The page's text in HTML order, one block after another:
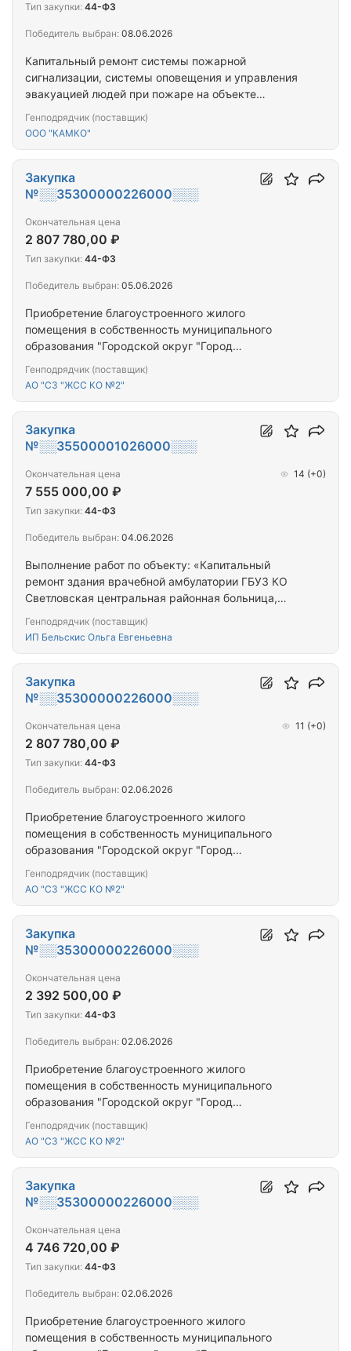
Капитальный ремонт системы пожарной
сигнализации, системы оповещения и управления
эвакуацией людей при пожаре на объекте
"Здание госпиталя Святого Георга", 1894 г.,
область, г. Калининград, ул. Мореходная, 3, Литер
В (Учебный корпус №4)
Генподрядчик (поставщик)
ООО "КАМКО"
Тип закупки: 44-ФЗ
Победитель выбран: 08.06.2026
Приобретение благоустроенного жилого
помещения в собственность муниципального
образования "Городской округ "Город
переселяемым из аварийного жилищного фонда
Генподрядчик (поставщик)
АО "СЗ "ЖСС КО №2"
Закупка
№░░35300000226000░░░
Окончательная цена
2 807 780,00 ₽
Тип закупки: 44-ФЗ
Победитель выбран: 05.06.2026
Выполнение работ по объекту: «Капитальный
ремонт здания врачебной амбулатории ГБУЗ КО
Светловская центральная районная больница,
область, п. Волочаевское, ул. Центральная, д. 31»
Генподрядчик (поставщик)
ИП Бельскис Ольга Евгеньевна
Закупка
№░░35500001026000░░░
Окончательная цена
7 555 000,00 ₽
14 (+0)
Тип закупки: 44-ФЗ
Победитель выбран: 04.06.2026
Приобретение благоустроенного жилого
помещения в собственность муниципального
образования "Городской округ "Город
переселяемым из аварийного жилищного фонда
Генподрядчик (поставщик)
АО "СЗ "ЖСС КО №2"
Закупка
№░░35300000226000░░░
Окончательная цена
2 807 780,00 ₽
11 (+0)
Тип закупки: 44-ФЗ
Победитель выбран: 02.06.2026
Приобретение благоустроенного жилого
помещения в собственность муниципального
образования "Городской округ "Город
переселяемым из аварийного жилищного фонда
Генподрядчик (поставщик)
АО "СЗ "ЖСС КО №2"
Закупка
№░░35300000226000░░░
Окончательная цена
2 392 500,00 ₽
Тип закупки: 44-ФЗ
Победитель выбран: 02.06.2026
Приобретение благоустроенного жилого
помещения в собственность муниципального
Закупка
№░░35300000226000░░░
Окончательная цена
4 746 720,00 ₽
Тип закупки: 44-ФЗ
Победитель выбран: 02.06.2026